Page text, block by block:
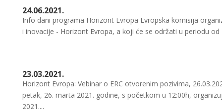
24.06.2021.
Info dani programa Horizont Evropa Evropska komisija
i inovacije - Horizont Evropa, a koji će se održati u periodu
23.03.2021.
Horizont Evropa: Vebinar o ERC otvorenim pozivima,
petak, 26. marta 2021. godine, s početkom u 12:00h,
2021....